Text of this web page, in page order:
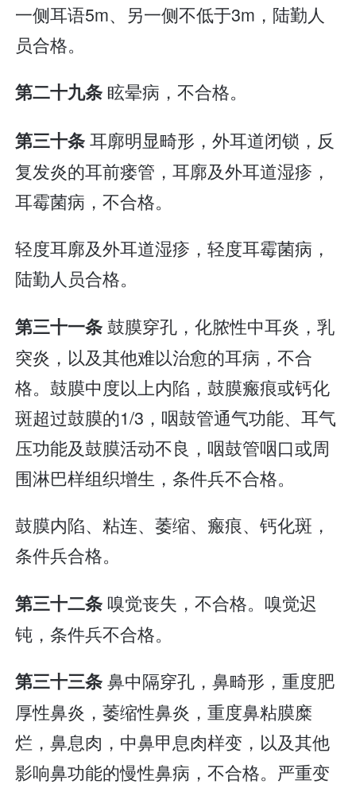
一侧耳语5m、另一侧不低于3m，陆勤人
员合格。
第二十九条 眩晕病，不合格。
第三十条耳廓明显畸形，外耳道闭锁，反
复发炎的耳前瘘管，耳廓及外耳道湿疹，
耳霉菌病，不合格。
轻度耳廓及外耳道湿疹，轻度耳霉菌病，
陆勤人员合格。
第三十一条鼓膜穿孔，化脓性中耳炎，乳
突炎，以及其他难以治愈的耳病，不合
格。鼓膜中度以上内陷，鼓膜瘢痕或钙化
斑超过鼓膜的1/3，咽鼓管通气功能、耳气
压功能及鼓膜活动不良，咽鼓管咽口或周
围淋巴样组织增生，条件兵不合格。
鼓膜内陷、粘连、萎缩、瘢痕、钙化斑，
条件兵合格。
第三十二条 嗅觉丧失，不合格。嗅觉迟
钝，条件兵不合格。
第三十三条鼻中隔穿孔，鼻畸形，重度肥
厚性鼻炎，萎缩性鼻炎，重度鼻粘膜糜
烂，鼻息肉，中鼻甲息肉样变，以及其他
影响鼻功能的慢性鼻病，不合格。严重变